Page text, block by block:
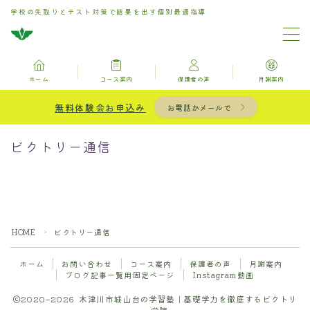
学校の先取りとテスト対策で結果を出す個別最適指導
月謝案内
ホーム コース案内 保護者の声 月謝案内
無料体験会お申込み お電話かメールで
ビクトリー通信
HOME ＞ ビクトリー通信
ホーム お問い合わせ コース案内 保護者の声
月謝案内
ブログ記事一覧用固定ページ
Instagram動画
2020–2026 木津川市城山台の学習塾｜基礎学力を徹底するビクトリ